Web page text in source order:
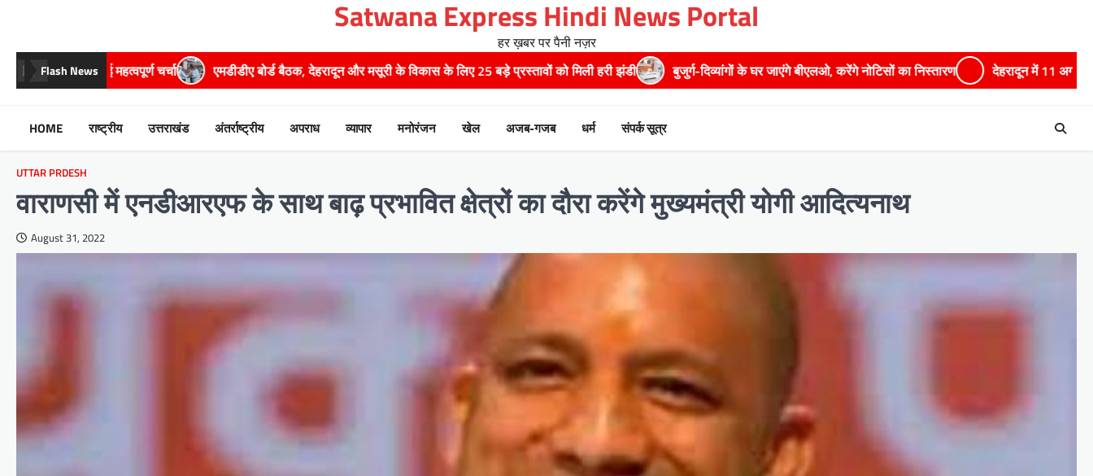
content
Satwana Express Hindi News Portal
हर ख़बर पर पैनी नज़र
Flash News
चर्चा एमडीडीए बोर्ड बैठक, देहरादून और मसूरी के विकास के लिए 25 बड़े प्रस्तावों को मिली हरी झंडी बुजुर्ग-दिव्यांगों के घर जाएंगे बीएलओ, करेंगे नोटिसों का निस्तारण ​देहरादून में 11 अगस्त को लगेगा एक दिवसीय रोजगार
HOME राष्ट्रीय उत्तराखंड अंतर्राष्ट्रीय अपराध व्यापार मनोरंजन खेल अजब-गजब धर्म संपर्क सूत्र
UTTAR PRDESH
वाराणसी में एनडीआरएफ के साथ बाढ़ प्रभावित क्षेत्रों का दौरा करेंगे मुख्‍यमंत्री योगी आद‍ित्‍यनाथ
August 31, 2022